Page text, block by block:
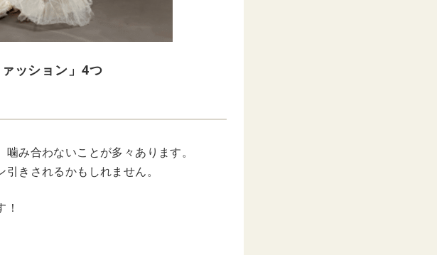
ッション」4つ
み合わないことが多々あります。
きされるかもしれません。